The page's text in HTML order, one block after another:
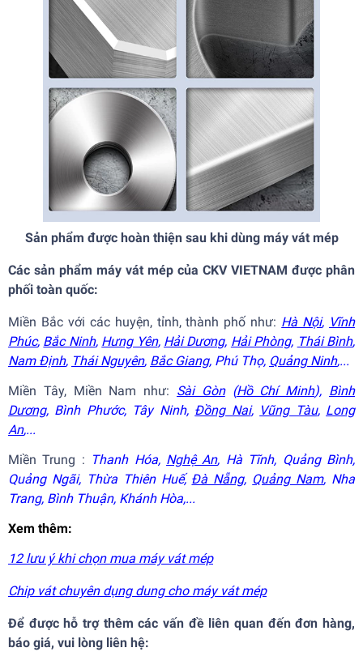
Sản phẩm được hoàn thiện sau khi dùng máy vát mép
Các sản phẩm máy vát mép của CKV VIETNAM được phân
phối toàn quốc:
Miền Bắc với các huyện, tỉnh, thành phố như: Hà Nội, Vĩnh
Phúc, Bắc Ninh, Hưng Yên, Hải Dương, Hải Phòng, Thái Bình,
Nam Định, Thái Nguyên, Bắc Giang, Phú Thọ, Quảng Ninh,...
Miền Tây, Miền Nam như: Sài Gòn(Hồ Chí Minh), Bình
Dương, Bình Phước, Tây Ninh, Đồng Nai, Vũng Tàu, Long
An,...
Miền Trung : Thanh Hóa, Nghệ An, Hà Tĩnh, Quảng Bình,
Quảng Ngãi, Thừa Thiên Huế, Đà Nẵng, Quảng Nam, Nha
Trang, Bình Thuận, Khánh Hòa,...
Xem thêm:
12 lưu ý khi chọn mua máy vát mép
Chip vát chuyên dụng dung cho máy vát mép
Để được hỗ trợ thêm các vấn đề liên quan đến đơn hàng,
báo giá, vui lòng liên hệ: